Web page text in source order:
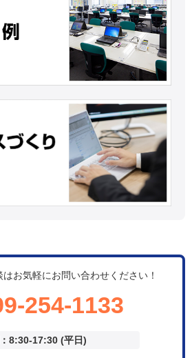
お気軽にお問い合わせください！
254-1133
8:30-17:30 (平日)